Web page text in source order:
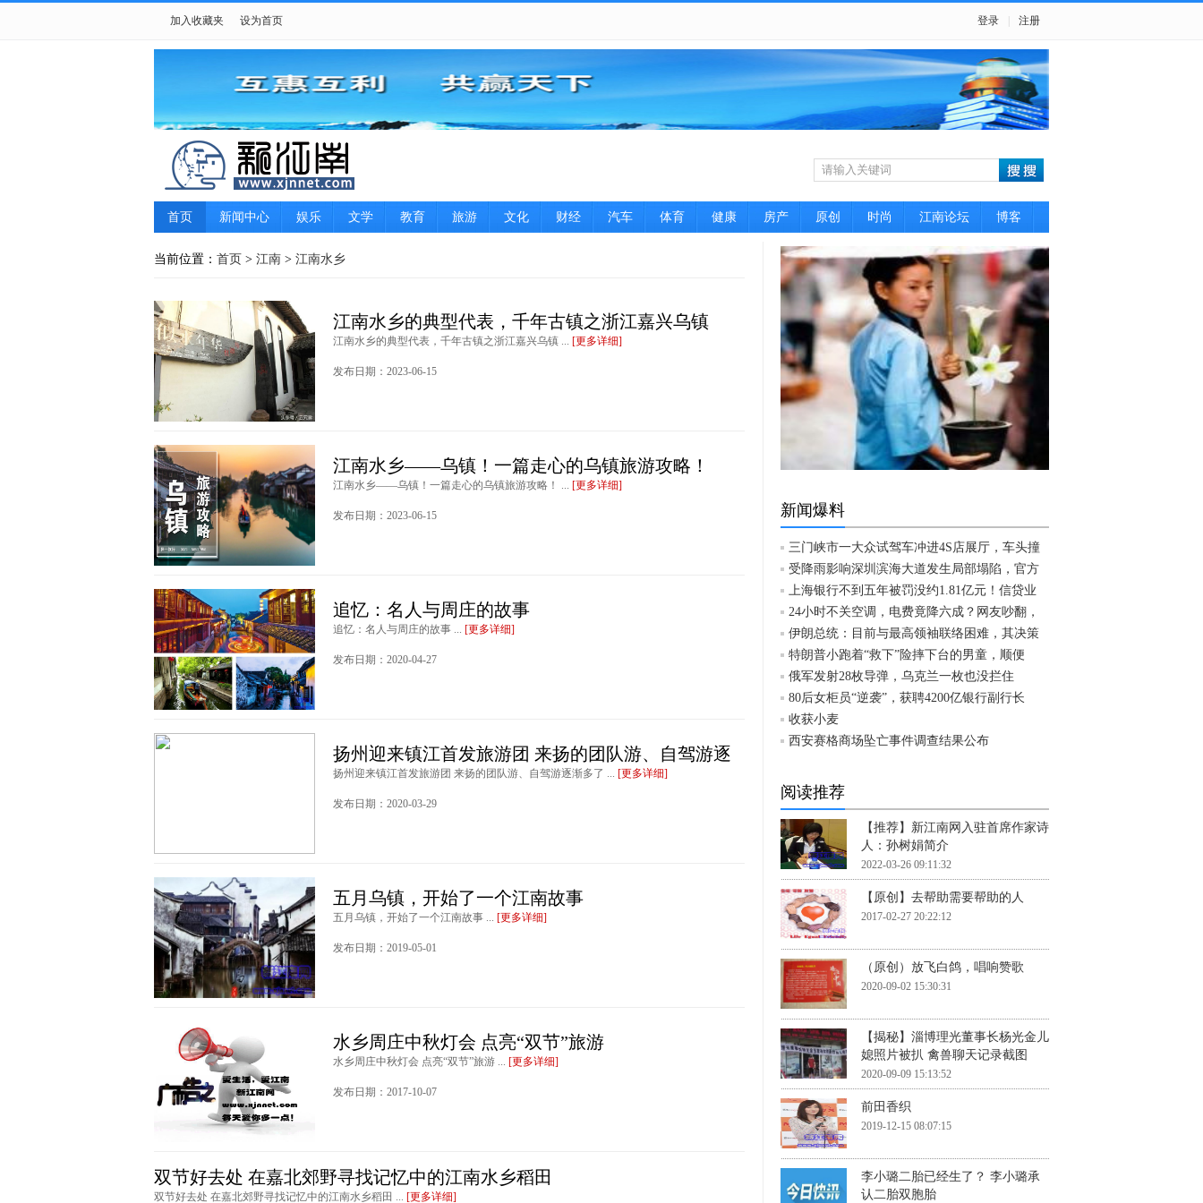
加入收藏夹 设为首页 登录 注册
首页 新闻中心 娱乐 文学 教育 旅游 文化 财经 汽车 体育 健康 房产 原创 时尚 江南论坛 博客
当前位置： 首页 > 江南 > 江南水乡
江南水乡的典型代表，千年古镇之浙江嘉兴乌镇
江南水乡的典型代表，千年古镇之浙江嘉兴乌镇 ... [更多详细]
发布日期：2023-06-15
江南水乡——乌镇！一篇走心的乌镇旅游攻略！
江南水乡——乌镇！一篇走心的乌镇旅游攻略！ ... [更多详细]
发布日期：2023-06-15
追忆：名人与周庄的故事
追忆：名人与周庄的故事 ... [更多详细]
发布日期：2020-04-27
扬州迎来镇江首发旅游团 来扬的团队游、自驾游逐
扬州迎来镇江首发旅游团 来扬的团队游、自驾游逐渐多了 ... [更多详细]
发布日期：2020-03-29
五月乌镇，开始了一个江南故事
五月乌镇，开始了一个江南故事 ... [更多详细]
发布日期：2019-05-01
水乡周庄中秋灯会 点亮“双节”旅游
水乡周庄中秋灯会 点亮“双节”旅游 ... [更多详细]
发布日期：2017-10-07
双节好去处 在嘉北郊野寻找记忆中的江南水乡稻田
双节好去处 在嘉北郊野寻找记忆中的江南水乡稻田 ... [更多详细]
新闻爆料
三门峡市一大众试驾车冲进4S店展厅，车头撞
受降雨影响深圳滨海大道发生局部塌陷，官方
上海银行不到五年被罚没约1.81亿元！信贷业
24小时不关空调，电费竟降六成？网友吵翻，
伊朗总统：目前与最高领袖联络困难，其决策
特朗普小跑着“救下”险摔下台的男童，顺便
俄军发射28枚导弹，乌克兰一枚也没拦住
80后女柜员“逆袭”，获聘4200亿银行副行长
收获小麦
西安赛格商场坠亡事件调查结果公布
阅读推荐
【推荐】新江南网入驻首席作家诗
人：孙树娟简介
2022-03-26 09:11:32
【原创】去帮助需要帮助的人
2017-02-27 20:22:12
（原创）放飞白鸽，唱响赞歌
2020-09-02 15:30:31
【揭秘】淄博理光董事长杨光金儿
媳照片被扒 禽兽聊天记录截图
2020-09-09 15:13:52
前田香织
2019-12-15 08:07:15
李小璐二胎已经生了？ 李小璐承
认二胎双胞胎